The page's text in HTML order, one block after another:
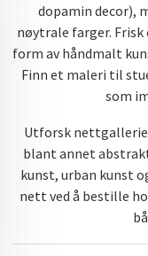
dopamin decor),
nøytrale farger.
form av håndmalt
Finn et maleri til
som
Utforsk
blant annet
kunst, urban kunst
nett ved å bestille